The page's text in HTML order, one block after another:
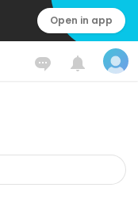
Open in app